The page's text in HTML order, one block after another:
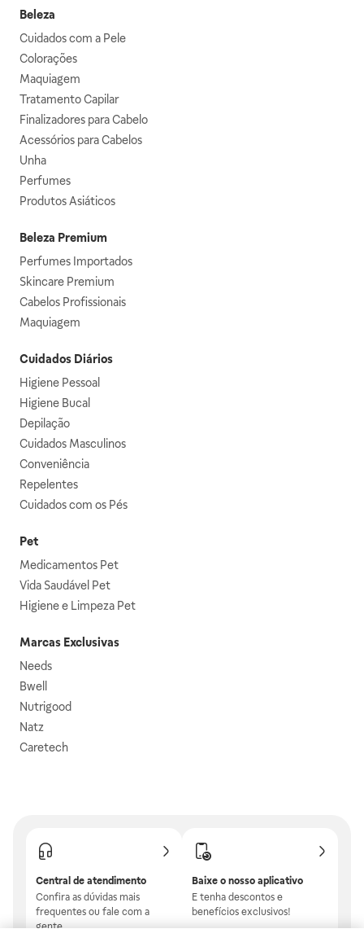
Beleza
Cuidados com a Pele
Colorações
Maquiagem
Tratamento Capilar
Finalizadores para Cabelo
Acessórios para Cabelos
Unha
Perfumes
Produtos Asiáticos
Beleza Premium
Perfumes Importados
Skincare Premium
Cabelos Profissionais
Maquiagem
Cuidados Diários
Higiene Pessoal
Higiene Bucal
Depilação
Cuidados Masculinos
Conveniência
Repelentes
Cuidados com os Pés
Pet
Medicamentos Pet
Vida Saudável Pet
Higiene e Limpeza Pet
Marcas Exclusivas
Needs
Bwell
Nutrigood
Natz
Caretech
Central de atendimento
Confira as dúvidas mais
frequentes ou fale com a
gente.
Baixe o nosso aplicativo
E tenha descontos e
benefícios exclusivos!